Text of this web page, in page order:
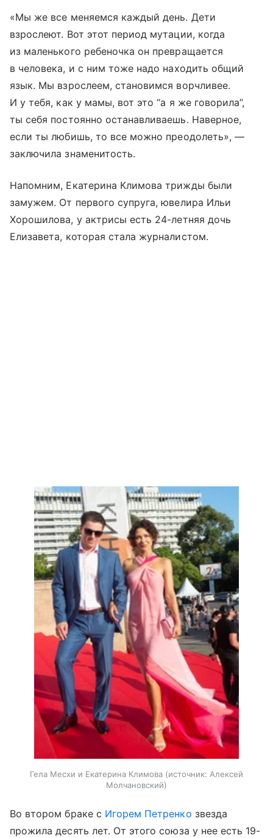
«Мы же все меняемся каждый день. Дети
взрослеют. Вот этот период мутации, когда
из маленького ребеночка он превращается
в человека, и с ним тоже надо находить общий
язык. Мы взрослеем, становимся ворчливее.
И у тебя, как у мамы, вот это “а я же говорила”,
ты себя постоянно останавливаешь. Наверное,
если ты любишь, то все можно преодолеть», —
заключила знаменитость.
Напомним, Екатерина Климова трижды были
замужем. От первого супруга, ювелира Ильи
Хорошилова, у актрисы есть 24-летняя дочь
Елизавета, которая стала журналистом.
Гела Месхи и Екатерина Климова источник: Алексей
Молчановский
Во втором браке с Игорем Петренко звезда
прожила десять лет. От этого союза у нее есть 19-